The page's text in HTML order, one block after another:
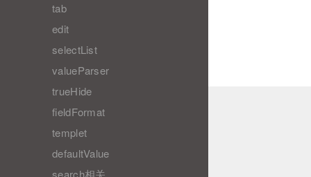
tab
edit
selectList
valueParser
trueHide
fieldFormat
templet
defaultValue
search相关